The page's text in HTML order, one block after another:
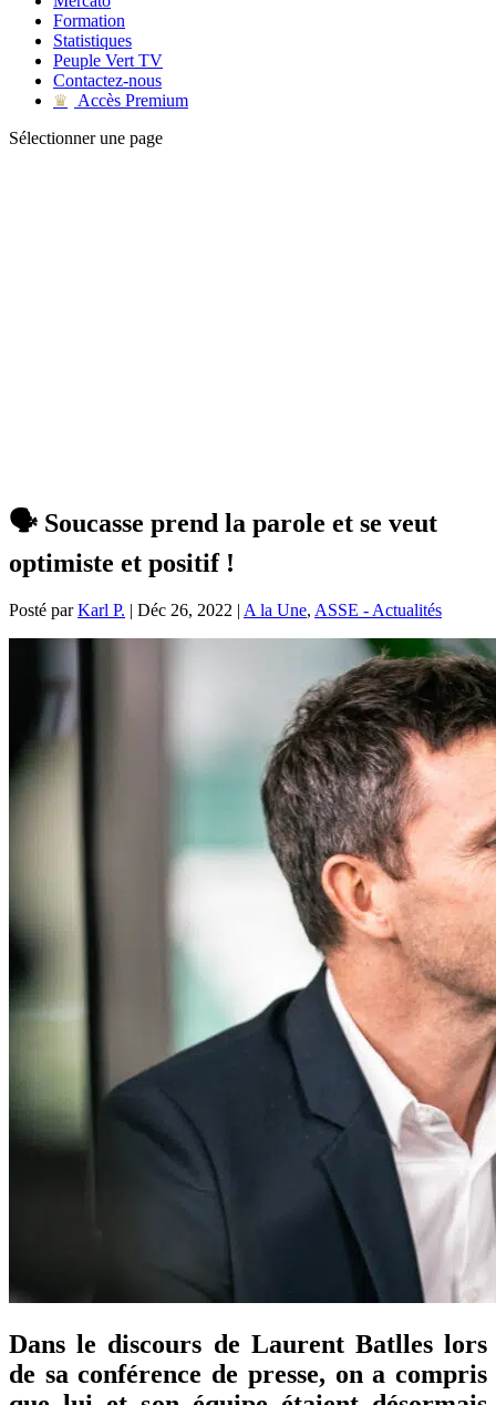
Formation
Statistiques
Peuple Vert TV
Contactez-nous
♛
Accès Premium
Sélectionner une page
🗣️ Soucasse prend la parole et se veut
optimiste et positif !
Posté parKarl P. | Déc 26, 2022 | A la Une, ASSE - Actualités
Dans le discours de Laurent Batlles lors
de sa conférence de presse, on a compris